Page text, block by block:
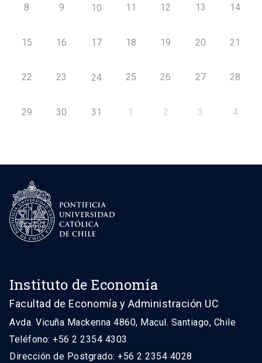
8 9 10 11 12 13 14
15 16 17 18 19 20 21
22 23 24 25 26 27 28
29 30 31 1 2 3 4
Instituto de Economía
Facultad de Economía y Administración UC
Avda. Vicuña Mackenna 4860, Macul. Santiago, Chile
Teléfono: +56 2 2354 4303
Dirección de Postgrado: +56 2 2354 4028